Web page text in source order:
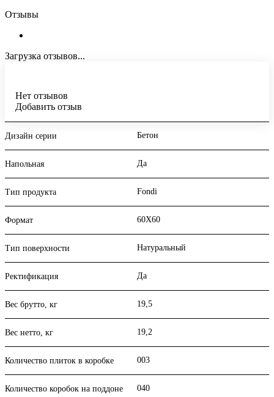
Отзывы
Загрузка отзывов...
Нет отзывов
Добавить отзыв
Дизайн серии Бетон
Напольная Да
Тип продукта Fondi
Формат 60X60
Тип поверхности Натуральный
Ректификация Да
Вес брутто, кг 19,5
Вес нетто, кг 19,2
Количество плиток в коробке 003
Количество коробок на поддоне 040